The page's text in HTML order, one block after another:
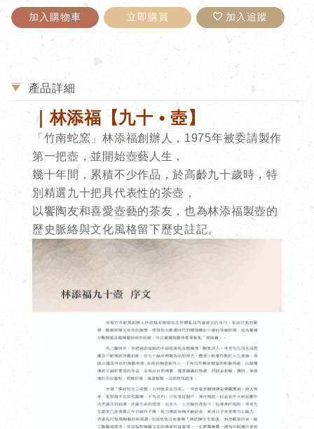
加入購物車 立即購買 加入追蹤
產品詳細
｜林添福【九十 • 壺】
「 竹南蛇窯 」林添福創辦人，1975年被委請製作
第一把壺 ，並 開始壺藝人生，
幾十年間，累積不少作品，於高齡九十歲時，特
別精選九十把具代表性的茶壺，
以饗陶友和喜愛壺藝的茶友，也為林添福製壺的
歷史脈絡與文化風格留下歷史註記。